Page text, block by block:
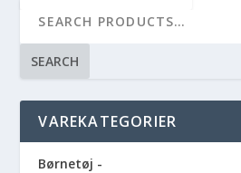
SEARCH
VAREKATEGORIER
Børnetøj -